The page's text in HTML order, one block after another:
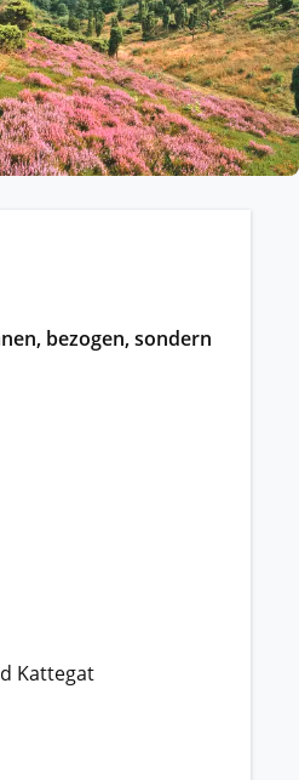
bezogen, sondern
Kattegat